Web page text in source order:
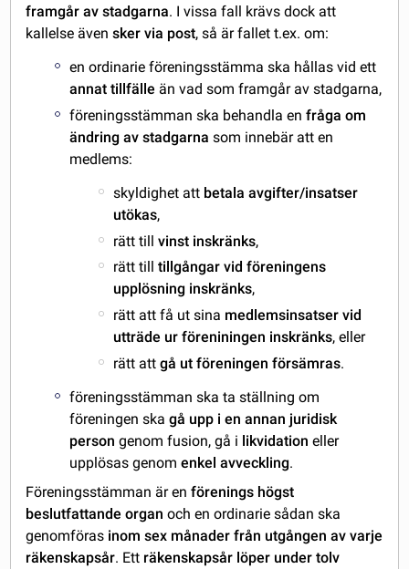
framgår av stadgarna. I vissa fall krävs dock att
kallelse ävensker via post, så är fallet t.ex. om:
en ordinarie föreningsstämma ska hållas vid ett
annat tillfälle än vad som framgår av stadgarna,
föreningsstämman ska behandla en fråga om
ändring av stadgarna som innebär att en
medlems:
skyldighet att betala avgifter/insatser
utökas,
rätt tillvinst inskränks,
rätt tilltillgångar vid föreningens
upplösning inskränks,
rätt att få ut sina medlemsinsatser vid
utträde ur föreniningen inskränks, eller
rätt attgå ut föreningen försämras.
föreningsstämman ska ta ställning om
föreningen ska gå upp i en annan juridisk
person genom fusion, gå i likvidationeller
upplösas genomenkel avveckling.
Föreningsstämman är enförenings högst
beslutfattande organ och en ordinarie sådan ska
genomföras inom sex månader från utgången av varje
räkenskapsår. Ett räkenskapsår löper under tolv